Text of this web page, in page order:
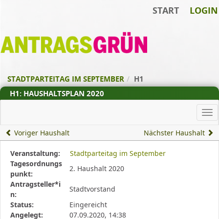
START LOGIN
Zur
Startseite
STADTPARTEITAG IM SEPTEMBER
H1
H1: HAUSHALTSPLAN 2020
Voriger Haushalt Nächster Haushalt
Diese
Tabelle
beschreibt
den
Status,
die
Antragstellerin
Veranstaltung:
Stadtparteitag im September
Tagesordnungs
punkt:
2. Haushalt 2020
Antragsteller*i
n:
Stadtvorstand
Status:
Eingereicht
Angelegt:
07.09.2020, 14:38